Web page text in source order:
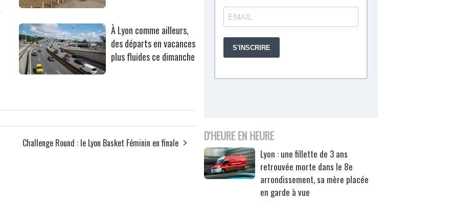
À Lyon comme ailleurs,
des départs en vacances
plus fluides ce dimanche
Challenge Round : le Lyon Basket Féminin en finale D'HEURE EN HEURE
Lyon : une fillette de 3 ans
retrouvée morte dans le 8e
arrondissement, sa mère placée
en garde à vue